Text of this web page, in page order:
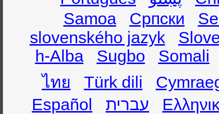
Samoa
Српски
slovenského jazyk
h-Alba
Sugbo
Somali
ไทย
Türk dili
Español
עברית